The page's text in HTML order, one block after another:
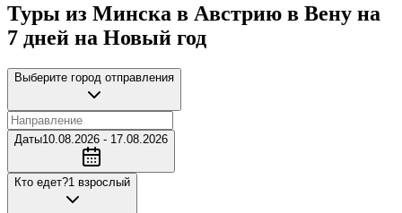
Туры из Минска в Австрию в Вену на
7 дней на Новый год
Выберите город отправления
Даты10.08.2026 - 17.08.2026
Кто едет?1 взрослый